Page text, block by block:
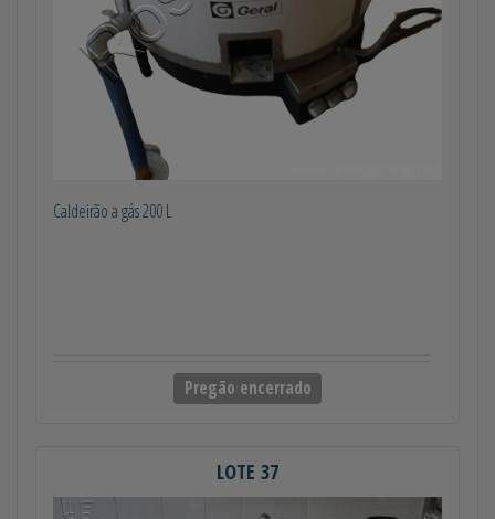
Caldeirão a gás 200 L
Pregão encerrado
LOTE 37